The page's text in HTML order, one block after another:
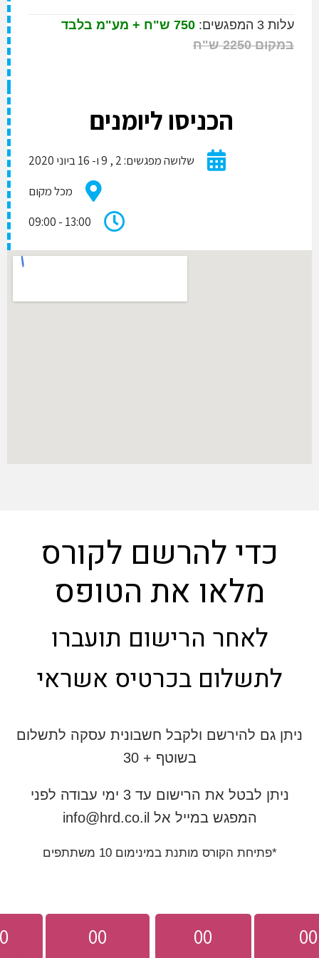
750 ש"ח + מע"מ בלבד
הכניסו ליומנים
שלושה מפגשים: 2 , 9 ו- 16 ביוני 2020
מכל מקום
13:00 - 09:00
להרשם לקורס
מלאו את הטופס
לאחר הרישום תועברו
בכרטיס אשראי
גם להירשם ולקבל חשבונית עסקה לתשלום
בשוטף + 30
ניתן לבטל את הרישום עד 3 ימי עבודה לפני
המפגש במייל אל info@hrd.co.il
הקורס מותנת במינימום 10 משתתפים